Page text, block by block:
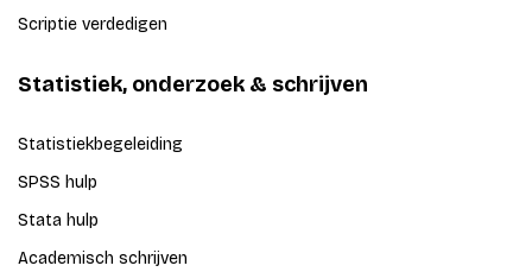
Scriptie verdedigen
Statistiek, onderzoek & schrijven
Statistiekbegeleiding
SPSS hulp
Stata hulp
Academisch schrijven